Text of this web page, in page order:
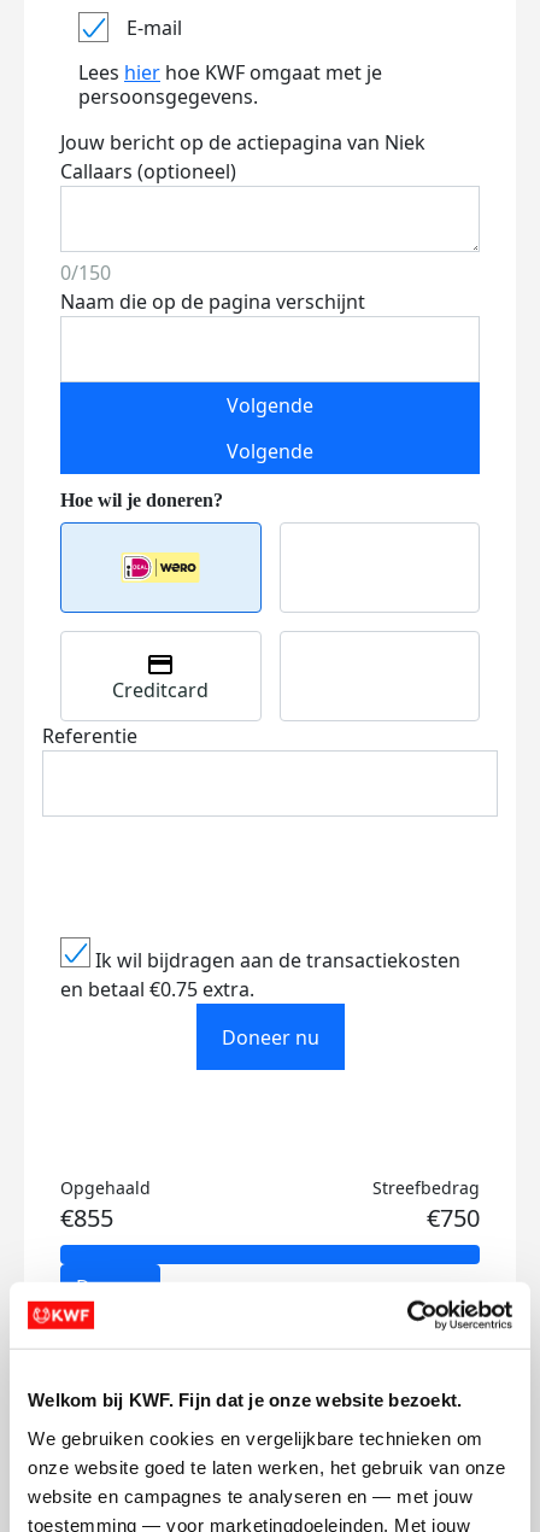
Welkom bij KWF. Fijn dat je onze website bezoekt.
We gebruiken cookies en vergelijkbare technieken om
onze website goed te laten werken, het gebruik van onze
website en campagnes te analyseren en — met jouw
toestemming — voor marketingdoeleinden. Met jouw
E-mail
Lees hier hoe KWF omgaat met je
persoonsgegevens.
Jouw bericht op de actiepagina van Niek
Callaars (optioneel)
0/150
Naam die op de pagina verschijnt
Volgende
Volgende
Creditcard
Referentie
Ik wil bijdragen aan de transactiekosten
en betaal €0.75 extra.
Doneer nu
Opgehaald
€855
Streefbedrag
€750
Doneer
Niek's badges